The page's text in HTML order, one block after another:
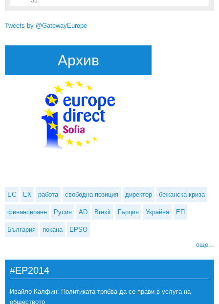
Tweets by @GatewayEurope
Архив
ЕС ЕК работа свободна позиция директор бежанска криза
финансиране Русия AD Brexit Гърция Украйна ЕП
България покана EPSO
още...
#EP2014
Ивайло Калфин: Политиката трябва да се прави в услуга на
обществото